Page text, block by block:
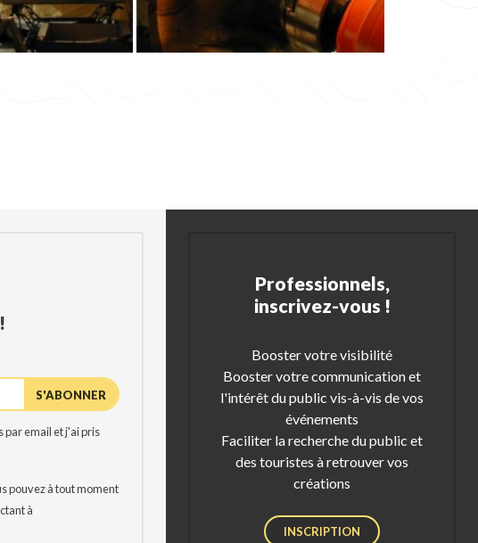
par email et j'ai pris
pouvez à tout moment
à
Professionnels,
inscrivez-vous !
Booster votre visibilité
Booster votre communication et
l'intérêt du public vis-à-vis de vos
événements
Faciliter la recherche du public et
des touristes à retrouver vos
créations
INSCRIPTION